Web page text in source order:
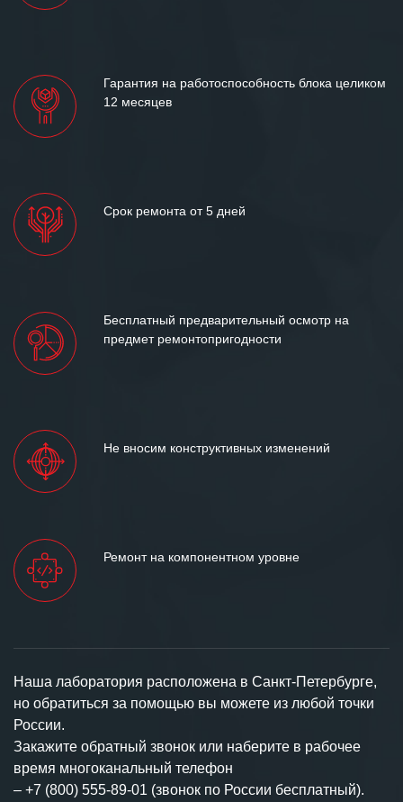
Гарантия на работоспособность блока целиком
12 месяцев
Срок ремонта от 5 дней
Бесплатный предварительный осмотр на
предмет ремонтопригодности
Не вносим конструктивных изменений
Ремонт на компонентном уровне
Наша лаборатория расположена в Санкт-Петербурге,
но обратиться за помощью вы можете из любой точки
России.
Закажите обратный звонок или наберите в рабочее
время многоканальный телефон
– +7 (800) 555-89-01 (звонок по России бесплатный).